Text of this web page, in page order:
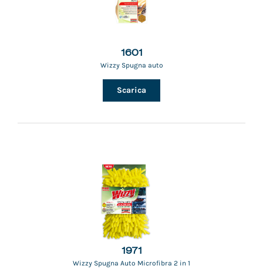
1601
Wizzy Spugna auto
Scarica
1971
Wizzy Spugna Auto Microfibra 2 in 1